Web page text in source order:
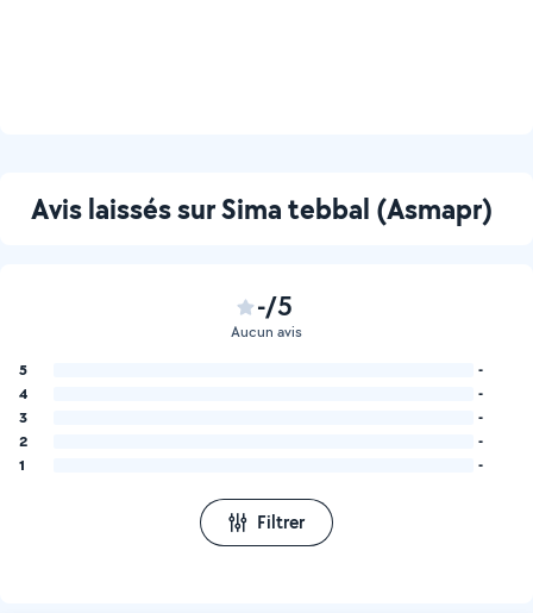
Avis laissés sur Sima tebbal (Asmapr)
-/5
Aucun avis
5
-
4
-
3
-
2
-
1
-
Filtrer